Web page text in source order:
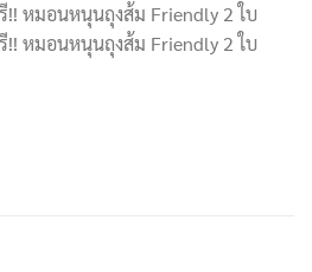
หมอนหนุนถุงส้ม Friendly 2 ใบ
หมอนหนุนถุงส้ม Friendly 2 ใบ